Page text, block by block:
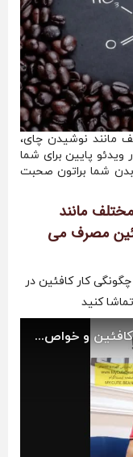
مانند نوشیدن چای،
پایین برای شما
شما براتون صحبت
مانند
مصرف می
کار کافئین در
کنید